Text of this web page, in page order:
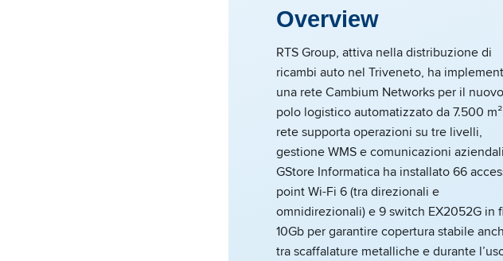
Overview
RTS Group, attiva nella distribuzione di
ricambi auto nel Triveneto, ha
una rete Cambium Networks per il nuovo
polo logistico automatizzato da 7.500
rete supporta operazioni su tre livelli,
gestione WMS e comunicazioni
GStore Informatica ha installato 66
point Wi-Fi 6 (tra direzionali e
omnidirezionali) e 9 switch EX2052G in
10Gb per garantire copertura stabile
tra scaffalature metalliche e durante